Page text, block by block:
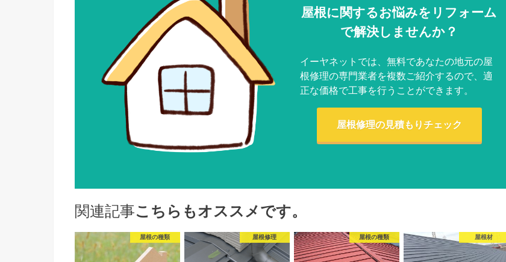
屋根に関するお悩みをリフォーム
で解決しませんか？
イーヤネットでは、無料であなたの地元の屋
根修理の専門業者を複数ご紹介するので、適
正な価格で工事を行うことができます。
屋根修理の見積もりチェック
関連記事こちらもオススメです。
屋根の種類 屋根修理 屋根の種類 屋根材